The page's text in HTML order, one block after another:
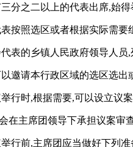
分之二以上的代表出席,始得
按照选区或者根据实际需要
表的乡镇人民政府领导人
邀请本行政区域的选区选
行时,根据需要,可以设立议
在主席团领导下承担议案审
行前,主席团应当做好下列准